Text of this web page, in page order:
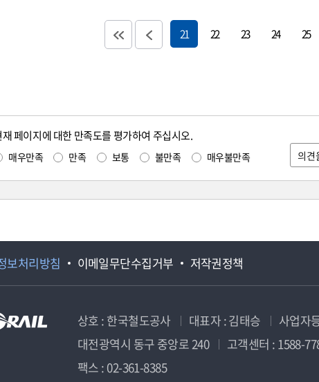
21 22 23 24 25
페이지에 대한 만족도를 평가하여 주십시오.
매우만족 만족 보통 불만족 매우불만족
보처리방침 이메일무단수집거부 저작권정책
상호 : 한국철도공사 대표자 : 김태승 사업자
대전광역시 동구 중앙로 240
고객센터 : 1588-
팩스 : 02-361-8385